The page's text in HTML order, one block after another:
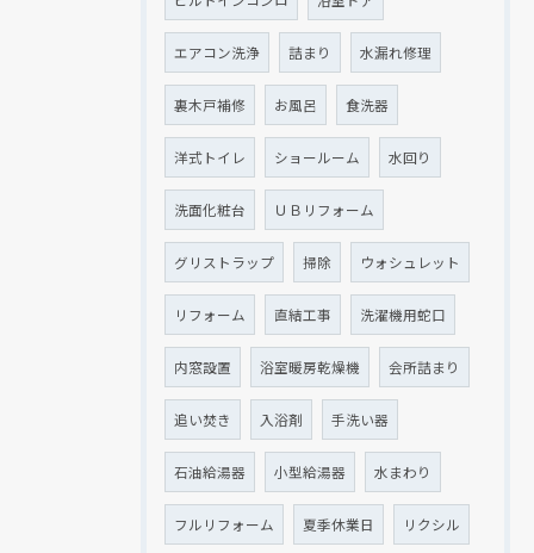
エアコン洗浄 詰まり 水漏れ修理
裏木戸補修 お風呂 食洗器
洋式トイレ ショールーム 水回り
洗面化粧台 ＵＢリフォーム
グリストラップ 掃除 ウォシュレット
リフォーム 直結工事 洗濯機用蛇口
内窓設置 浴室暖房乾燥機 会所詰まり
追い焚き 入浴剤 手洗い器
石油給湯器 小型給湯器 水まわり
フルリフォーム 夏季休業日 リクシル